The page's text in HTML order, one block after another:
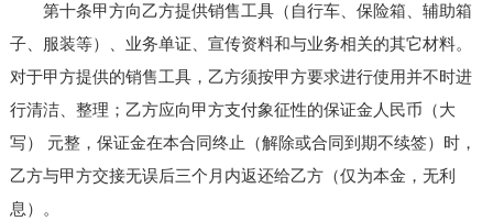
第十条甲方向乙方提供销售工具（自行车、保险箱、辅助箱
子、服装等）、业务单证、宣传资料和与业务相关的其它材料。
对于甲方提供的销售工具，乙方须按甲方要求进行使用并不时进
行清洁、整理；乙方应向甲方支付象征性的保证金人民币（大
写） 元整，保证金在本合同终止（解除或合同到期不续签）时，
乙方与甲方交接无误后三个月内返还给乙方（仅为本金，无利
息）。